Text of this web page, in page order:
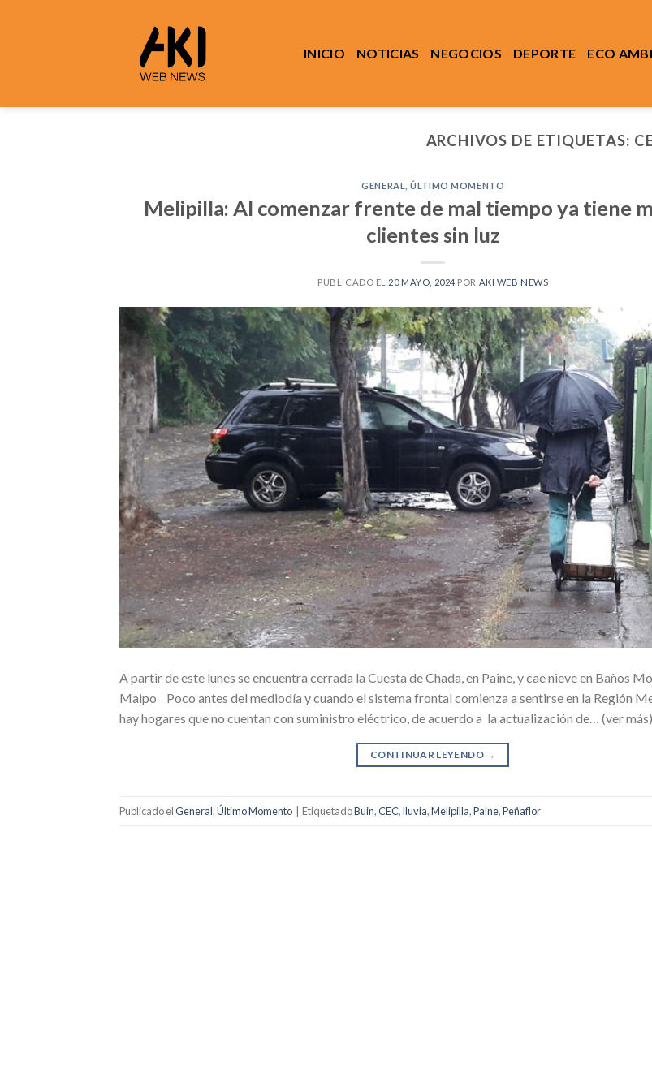
INICIO NOTICIAS NEGOCIOS DEPORTE ECO
ARCHIVOS DE ETIQUETAS:
GENERAL ,ÚLTIMO MOMENTO
Melipilla: Al comenzar frente de mal tiempo ya tiene
clientes sin luz
PUBLICADO EL 20 MAYO, 2024 POR AKI WEB NEWS
A partir de este lunes se encuentra cerrada la Cuesta de Chada, en Paine, y cae nieve en Baños
Maipo Poco antes del mediodía y cuando el sistema frontal comienza a sentirse en la Región
hay hogares que no cuentan con suministro eléctrico, de acuerdo a la actualización de… (ver más)
CONTINUAR LEYENDO →
Publicado elGeneral,Último Momento | EtiquetadoBuin,CEC,lluvia,Melipilla,Paine,Peñaflor